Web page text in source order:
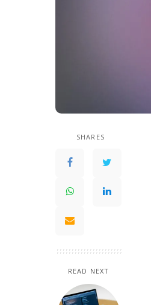
SHARES
READ NEXT